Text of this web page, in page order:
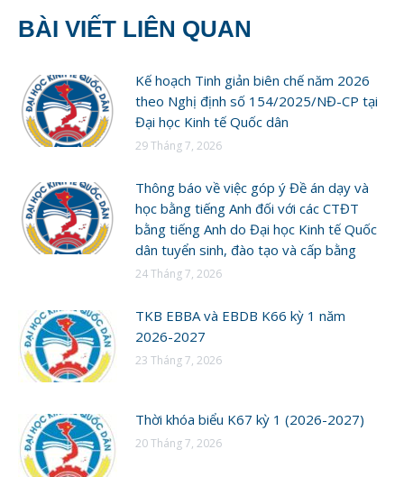
BÀI VIẾT LIÊN QUAN
Kế hoạch Tinh giản biên chế năm 2026
theo Nghị định số 154/2025/NĐ-CP tại
Đại học Kinh tế Quốc dân
29 Tháng 7, 2026
Thông báo về việc góp ý Đề án dạy và
học bằng tiếng Anh đối với các CTĐT
bằng tiếng Anh do Đại học Kinh tế Quốc
dân tuyển sinh, đào tạo và cấp bằng
24 Tháng 7, 2026
TKB EBBA và EBDB K66 kỳ 1 năm
2026-2027
23 Tháng 7, 2026
Thời khóa biểu K67 kỳ 1 (2026-2027)
20 Tháng 7, 2026